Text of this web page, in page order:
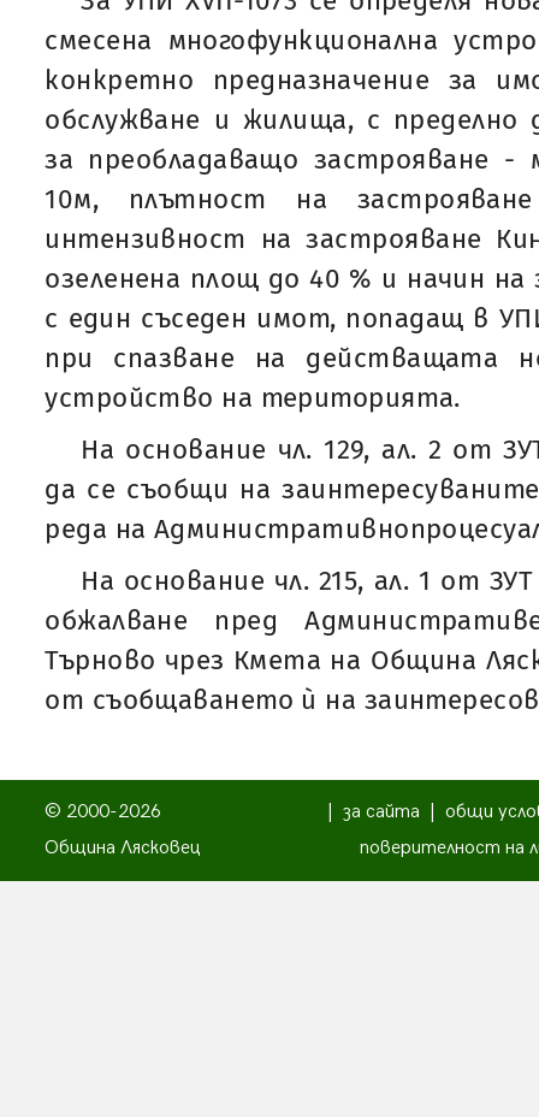
смесена многофункционална
конкретно предназначение за
обслужване и жилища, с пределно
за преобладаващо застрояване -
10м, плътност на
интензивност на застрояване
озеленена площ до 40 % и начин на
с един съседен имот, попадащ в УПИ
при спазване на действащата
устройство на територията.
На основание чл. 129, ал. 2 от
да се съобщи на
реда на
На основание чл. 215, ал. 1 от
обжалване пред
Търново чрез Кмета на Община
от съобщаването ѝ на
© 2000-2026
Община Лясковец
за сайта
общи
поверителност на